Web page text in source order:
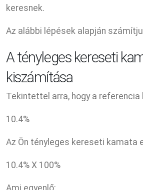
keresnek.
Az alábbi lépések alapján
A tényleges kereseti
kiszámítása
Tekintettel arra, hogy a referencia
10.4%
Az Ön tényleges kereseti kamata
10.4% X 100%